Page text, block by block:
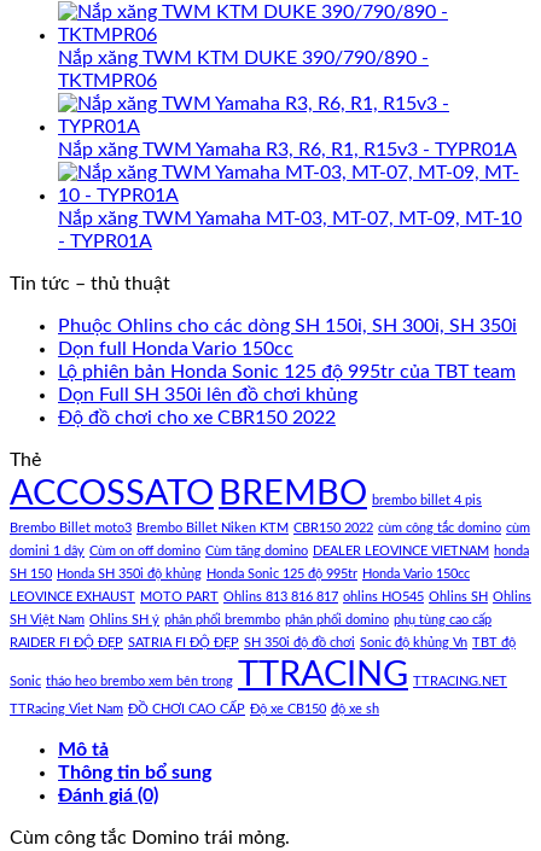
Nắp xăng TWM KTM DUKE 390/790/890 -
TKTMPR06
Nắp xăng TWM Yamaha R3, R6, R1, R15v3 - TYPR01A
Nắp xăng TWM Yamaha MT-03, MT-07, MT-09, MT-10
- TYPR01A
Tin tức – thủ thuật
Phuộc Ohlins cho các dòng SH 150i, SH 300i, SH 350i
Dọn full Honda Vario 150cc
Lộ phiên bản Honda Sonic 125 độ 995tr của TBT team
Dọn Full SH 350i lên đồ chơi khủng
Độ đồ chơi cho xe CBR150 2022
Thẻ
ACCOSSATO BREMBO brembo billet 4 pis
Brembo Billet moto3 Brembo Billet Niken KTM CBR150 2022 cùm công tắc domino cùm
domini 1 dây Cùm on off domino Cùm tăng domino DEALER LEOVINCE VIETNAM honda
SH 150 Honda SH 350i độ khủng Honda Sonic 125 độ 995tr Honda Vario 150cc
LEOVINCE EXHAUST MOTO PART Ohlins 813 816 817 ohlins HO545 Ohlins SH Ohlins
SH Việt Nam Ohlins SH ý phân phối bremmbo phân phối domino phụ tùng cao cấp
RAIDER FI ĐỘ ĐẸP SATRIA FI ĐỘ ĐẸP SH 350i độ đồ chơi Sonic độ khủng Vn TBT độ
Sonic tháo heo brembo xem bên trong TTRACING TTRACING.NET
TTRacing Viet Nam ĐỒ CHƠI CAO CẤP Độ xe CB150 độ xe sh
Mô tả
Thông tin bổ sung
Đánh giá (0)
Cùm công tắc Domino trái mỏng.